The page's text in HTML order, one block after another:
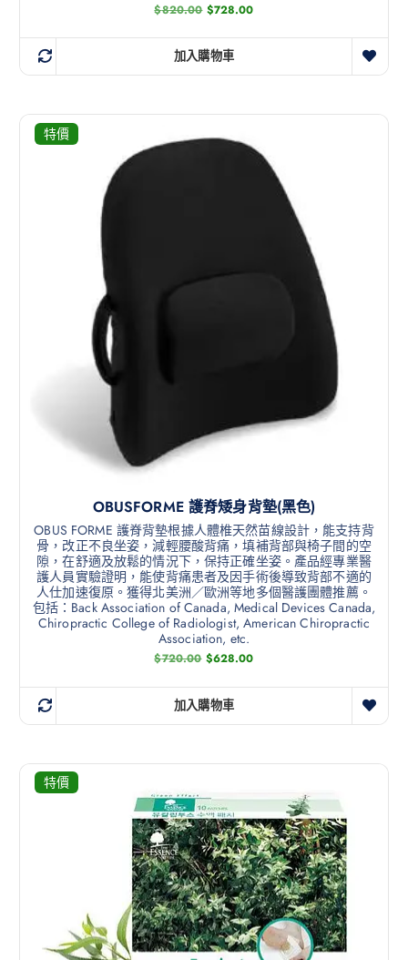
$820.00 $728.00
加入購物車
特價
OBUSFORME 護脊矮身背墊(黑色)
OBUS FORME 護脊背墊根據人體椎天然苗線設計，能支持背
骨，改正不良坐姿，減輕腰酸背痛，填補背部與椅子間的空
隙，在舒適及放鬆的情況下，保持正確坐姿。產品經專業醫
護人員實驗證明，能使背痛患者及因手術後導致背部不適的
人仕加速復原。獲得北美洲／歐洲等地多個醫護團體推薦。
包括：Back Association of Canada, Medical Devices Canada,
Chiropractic College of Radiologist, American Chiropractic
Association, etc.
$720.00 $628.00
加入購物車
特價